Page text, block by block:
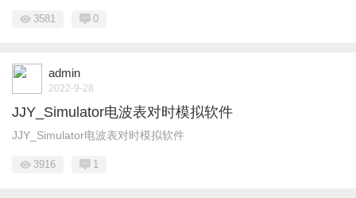
3581 0
admin
2022-9-28
JJY_Simulator电波表对时模拟软件
JJY_Simulator电波表对时模拟软件
3916 1